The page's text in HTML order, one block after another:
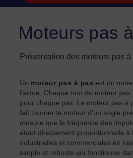
Moteurs pas
Présentation des moteurs pas à
Un moteur pas à pas est un
l'arbre. Chaque tour du moteur
pour chaque pas. Le moteur pas à
fait tourner le moteur d'un angle
mesure que la fréquence des
étant directement proportionnelle
industrielles et commerciales en
simple et robuste qui fonctionne